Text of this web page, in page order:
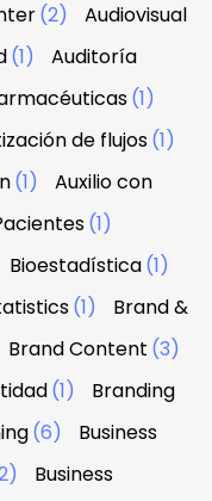
(2)
Audiovisual
(1)
Auditoría
(1)
de flujos(1)
(1)
Auxilio con
(1)
Bioestadística(1)
(1)
Brand &
Brand Content (3)
(1)
Branding
(6)
Business
Business